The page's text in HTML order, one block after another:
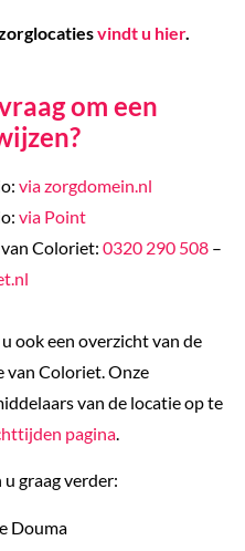
vindt u hier.
om een
via zorgdomein.nl
via Point
Coloriet: 0320 290 508 –
ook een overzicht van de
van Coloriet. Onze
van de locatie op te
pagina.
graag verder:
Douma